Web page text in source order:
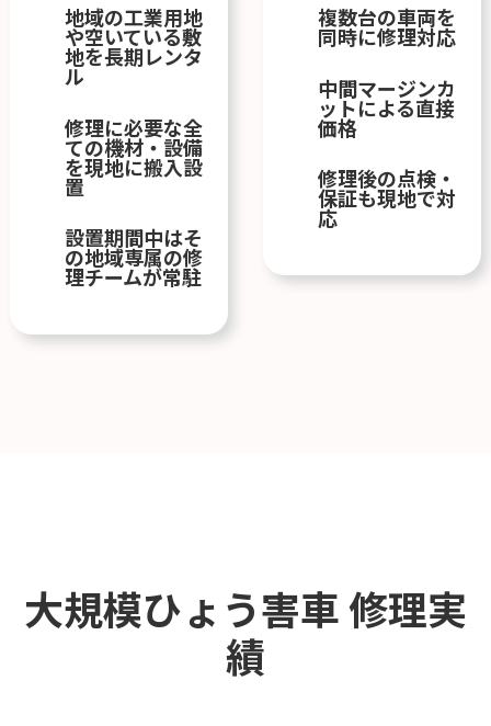
地域の工業用地
や空いている敷
地を長期レンタ
ル
修理に必要な全
ての機材・設備
を現地に搬入設
置
設置期間中はそ
の地域専属の修
理チームが常駐
複数台の車両を
同時に修理対応
中間マージンカ
ットによる直接
価格
修理後の点検・
保証も現地で対
応
大規模ひょう害車修理実
績